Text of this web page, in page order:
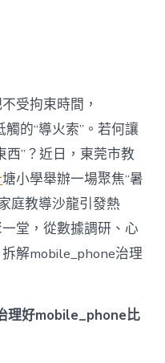
治
理
難
題？
讓
mobilJIUYI
俱
意
空
間
設
成
為
受拘束時間，
的“導火索”。若何讓
西”？近日，東莞市教
塘小學舉辦一場聚焦“暑
庭教導沙龍引發熱
堂，從數據調研、心
解mobile_phone治理
理好mobile_phone比